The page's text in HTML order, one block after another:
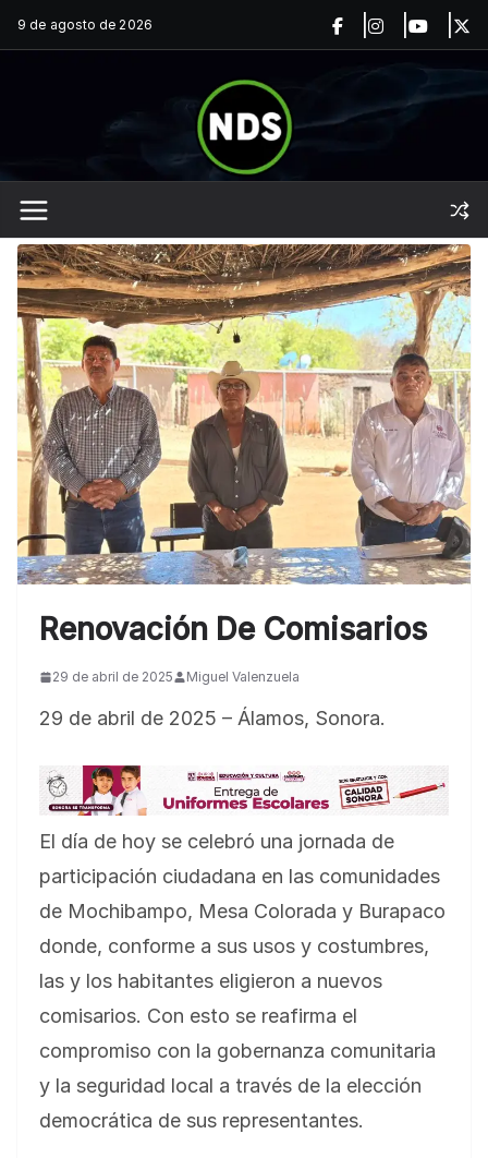
Saltar
al
9 de agosto de 2026
Renovación De Comisarios
29 de abril de 2025 Miguel Valenzuela
29 de abril de 2025 – Álamos, Sonora.
El día de hoy se celebró una jornada de
participación ciudadana en las comunidades
de Mochibampo, Mesa Colorada y Burapaco
donde, conforme a sus usos y costumbres,
las y los habitantes eligieron a nuevos
comisarios. Con esto se reafirma el
compromiso con la gobernanza comunitaria
y la seguridad local a través de la elección
democrática de sus representantes.